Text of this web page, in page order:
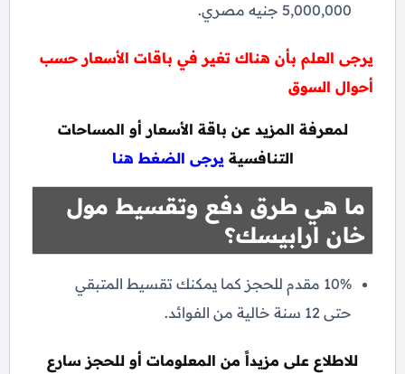
5,000,000 جنيه مصري.
يرجى العلم بأن هناك تغير في باقات الأسعار حسب
أحوال السوق
لمعرفة المزيد عن باقة الأسعار أو المساحات
التنافسية يرجى الضغط هنا
ما هي طرق دفع وتقسيط مول
خان ارابيسك؟
10% مقدم للحجز كما يمكنك تقسيط المتبقي
حتى 12 سنة خالية من الفوائد.
للاطلاع على مزيداً من المعلومات أو للحجز سارع